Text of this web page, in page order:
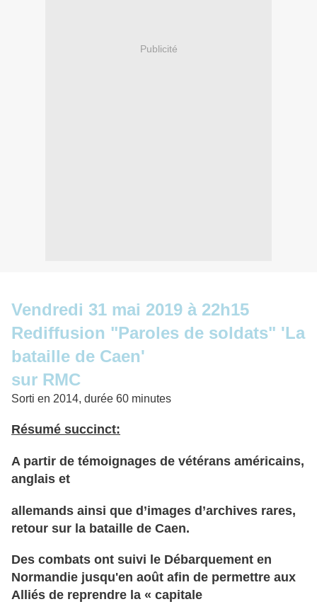
Publicité
Vendredi 31 mai 2019 à 22h15
Rediffusion "Paroles de soldats" 'La
bataille de Caen'
sur RMC
Sorti en 2014, durée 60 minutes
Résumé succinct:
A partir de témoignages de vétérans américains,
anglais et
allemands ainsi que d’images d’archives rares,
retour sur la bataille de Caen.
Des combats ont suivi le Débarquement en
Normandie jusqu'en août afin de permettre aux
Alliés de reprendre la « capitale